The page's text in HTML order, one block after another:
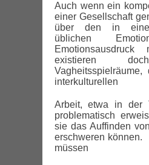
Auch wenn ein
einer Gesellschaft
über den in
üblichen
Emotionsausdruck
existieren
interkulturellen
Arbeit, etwa in der
problematisch
sie das Auffinden
erschweren
müssen